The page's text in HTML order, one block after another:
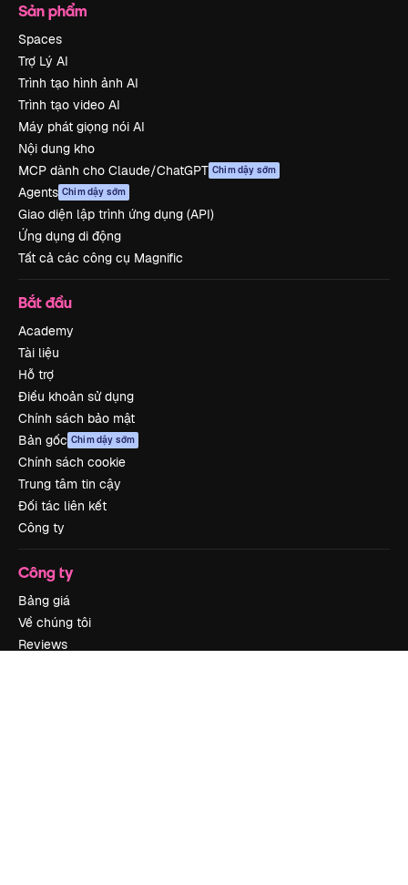
Sản phẩm
Spaces
Trợ Lý AI
Trình tạo hình ảnh AI
Trình tạo video AI
Máy phát giọng nói AI
Nội dung kho
MCP dành cho Claude/ChatGPT Chim dậy sớm
Agents Chim dậy sớm
Giao diện lập trình ứng dụng (API)
Ứng dụng di động
Tất cả các công cụ Magnific
Bắt đầu
Academy
Tài liệu
Hỗ trợ
Điều khoản sử dụng
Chính sách bảo mật
Bản gốc Chim dậy sớm
Chính sách cookie
Trung tâm tin cậy
Đối tác liên kết
Công ty
Công ty
Bảng giá
Về chúng tôi
Reviews